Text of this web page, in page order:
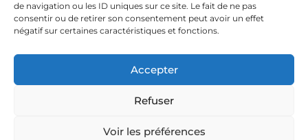
de navigation ou les ID uniques sur ce site. Le fait de ne pas
consentir ou de retirer son consentement peut avoir un effet
négatif sur certaines caractéristiques et fonctions.
Accepter
Refuser
Voir les préférences
+33 (0)6 46 05 37 45
+33 (0)6 08 00 69 37
leprovidence@orange.fr
Notre adresse
1 Quai Colbert, 30240 Le Grau-du-Roi